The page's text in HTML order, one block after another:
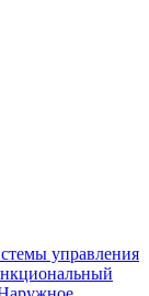
управления